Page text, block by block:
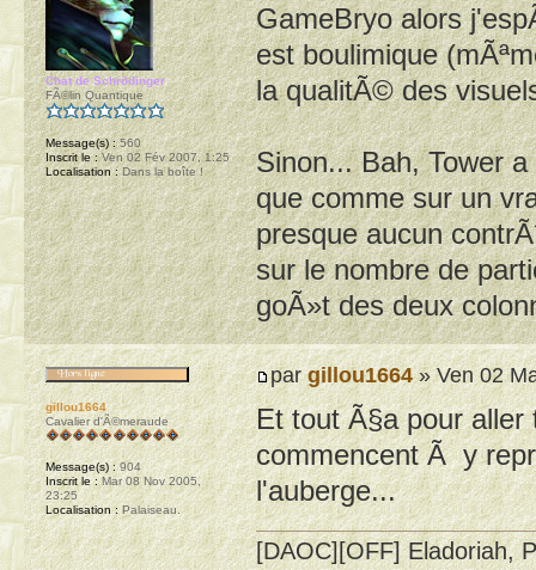
GameBryo alors
est boulimique
la qualitÃ© des
Sinon... Bah, Tower
que comme sur un
presque aucun
sur le nombre de
goÃ»t des deux
Chat de Schrödinger
FÃ©lin Quantique
Message(s) :560
Inscrit le :Ven 02 Fév 2007, 1:25
Localisation :Dans la boîte !
pargillou1664» Ven 02
Et tout Ã§a pour
commencent Ã y
l'auberge...
[DAOC][OFF] Eladoriah,
gillou1664
Cavalier d'Ã©meraude
Message(s) :904
Inscrit le :Mar 08 Nov 2005,
23:25
Localisation :Palaiseau.